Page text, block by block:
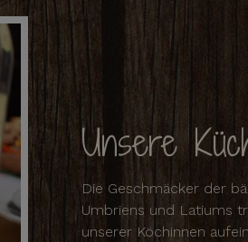
Unsere
Die Geschmäcker der
Umbriens und Latiums
unserer Köchinnen